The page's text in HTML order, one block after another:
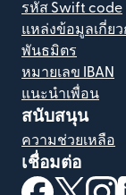
รหัส Swift code
แหล่งข้อมูลเกี่ย
พันธมิตร
หมายเลข IBAN
แนะนำเพื่อน
สนับสนุน
ความช่วยเหลือ
เชื่อมต่อ
(เปิดในหน้
(เปิด(